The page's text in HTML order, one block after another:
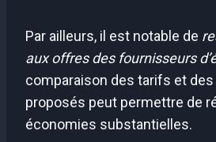
Par ailleurs, il est notable de
aux offres des fournisseurs
comparaison des tarifs et
proposés peut permettre de
économies substantielles.